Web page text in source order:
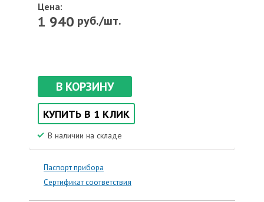
Цена:
1 940 руб./шт.
В КОРЗИНУ
КУПИТЬ В 1 КЛИК
В наличии на складе
Паспорт прибора
Сертификат соответствия